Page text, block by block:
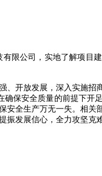
公司，实地了解项目
开放发展，深入实施招
保安全质量的前提下
全生产万无一失。相
发展信心，全力攻坚克